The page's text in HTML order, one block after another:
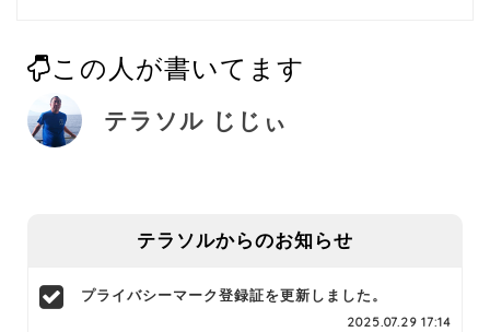
この人が書いてます
テラソル じじぃ
テラソルからのお知らせ
プライバシーマーク登録証を更新しました。
2025.07.29 17:14